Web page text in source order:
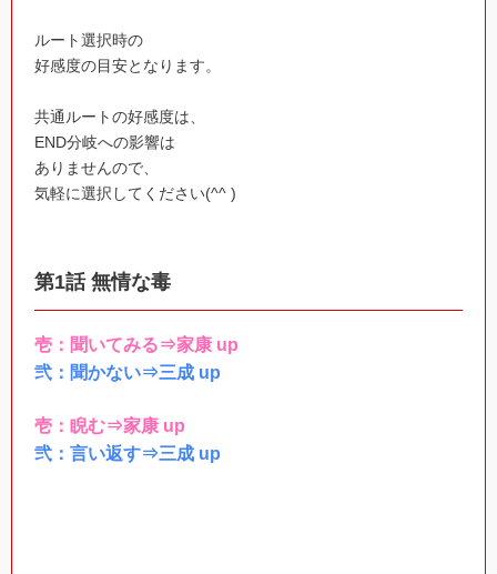
ルート選択時の
好感度の目安となります。
共通ルートの好感度は、
END分岐への影響は
ありませんので、
気軽に選択してください(^^ )
第1話 無情な毒
壱：聞いてみる⇒家康 up
弐：聞かない⇒三成 up
壱：睨む⇒家康 up
弐：言い返す⇒三成 up